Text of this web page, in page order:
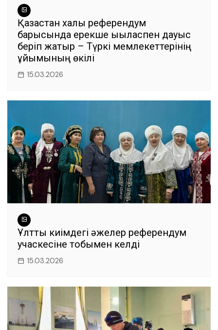
Қазақстан халқы референдум
барысында ерекше ықыласпен дауыс
беріп жатыр – Түркі мемлекеттерінің
ұйымының өкілі
15.03.2026
Ұлттық киімдегі әжелер референдум
учаскесіне тобымен келді
15.03.2026